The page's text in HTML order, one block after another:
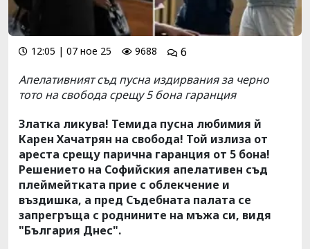
12:05 | 07 ное 25 9688
6
Апелативният съд пусна издирвания за черно
тото на свобода срещу 5 бона гаранция
Златка ликува! Темида пусна любимия й
Карен Хачатрян на свобода! Той излиза от
ареста срещу парична гаранция от 5 бона!
Решението на Софийския апелативен съд
плеймейтката прие с облекчение и
въздишка, а пред Съдебната палата се
запрегръща с роднините на мъжа си, видя
"България Днес".